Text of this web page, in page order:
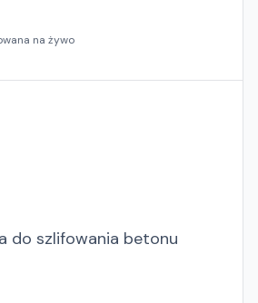
na żywo
do szlifowania betonu